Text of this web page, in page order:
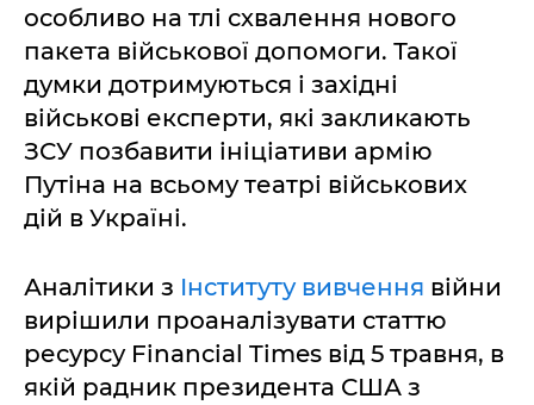
особливо на тлі схвалення нового
пакета військової допомоги. Такої
думки дотримуються і західні
військові експерти, які закликають
ЗСУ позбавити ініціативи армію
Путіна на всьому театрі військових
дій в Україні.
Аналітики з Інституту вивчення війни
вирішили проаналізувати статтю
ресурсу Financial Times від 5 травня, в
якій радник президента США з